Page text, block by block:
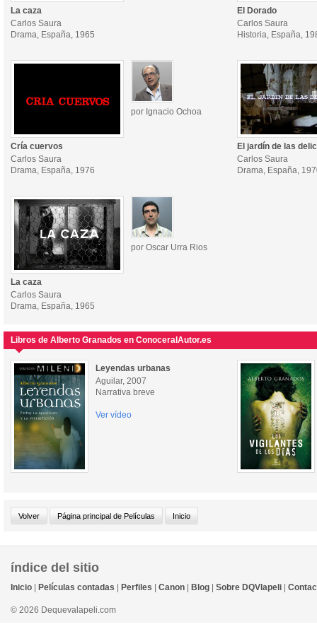
La caza
Carlos Saura
Drama, España, 1965
El Dorado
Carlos Saura
Historia, España,
por Ignacio Ochoa
Cría cuervos
Carlos Saura
Drama, España, 1976
El jardín de las
Carlos Saura
Drama, España,
por Oscar Urra Rios
La caza
Carlos Saura
Drama, España, 1965
Libros de Alberto Granados en ConoceralAutor.es
Leyendas urbanas
Aguilar, 2007
Narrativa breve
Ver vídeo
índice del sitio
Inicio Películas contadas Perfiles Canon Blog Sobre DQVlapeli
© 2026 Dequevalapeli.com